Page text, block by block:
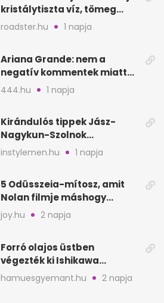
kristálytiszta víz, tömeg
nélkül
roadster.hu 1 napja
Ariana Grande: nem a
negatív kommentek miatt
vonul vissza
444.hu 1 napja
Kirándulós tippek Jász-
Nagykun-Szolnok
megyében: 6 kihagyhatatlan
hely
instylemen.hu 1 napja
5 Odüsszeia-mítosz, amit
Nolan filmje máshogy
mutat, mint Homérosz
joy.hu 2 napja
Forró olajos üstben
végezték ki Ishikawa
Goemont, Japán Robin
Hoodját
hamuesgyemant.hu 2 napja